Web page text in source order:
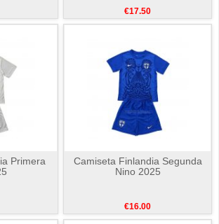
€17.50
Primera
Camiseta Finlandia Segunda
Nino 2025
€16.00